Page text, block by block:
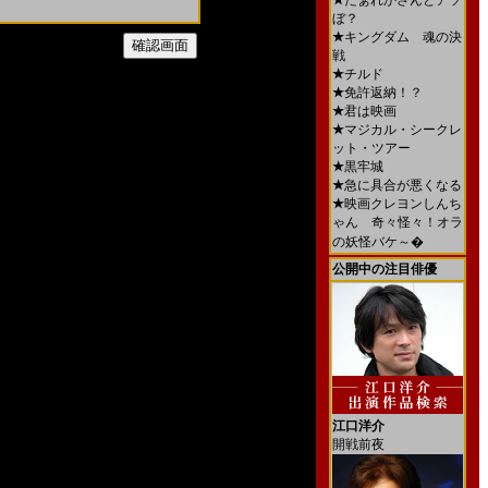
ぼ？
★キングダム 魂の決
戦
★チルド
★免許返納！？
★君は映画
★マジカル・シークレ
ット・ツアー
★黒牢城
★急に具合が悪くなる
★映画クレヨンしんち
ゃん 奇々怪々！オラ
の妖怪バケ～�
公開中の注目俳優
江口洋介
開戦前夜